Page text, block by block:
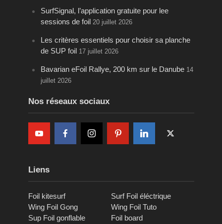
SurfSignal, l’application gratuite pour lee
sessions de foil 20 juillet 2026
Les critères essentiels pour choisir sa planche
de SUP foil 17 juillet 2026
Bavarian eFoil Rallye, 200 km sur le Danube 14
juillet 2026
Nos réseaux sociaux
Liens
Foil kitesurf
Surf Foil éléctrique
Wing Foil Gong
Wing Foil Tuto
Sup Foil gonflable
Foil board